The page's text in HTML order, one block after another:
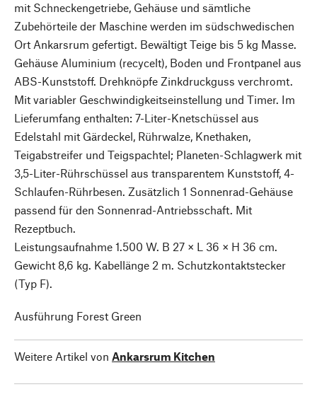
mit Schneckengetriebe, Gehäuse und sämtliche
Zubehörteile der Maschine werden im südschwedischen
Ort Ankarsrum gefertigt. Bewältigt Teige bis 5 kg Masse.
Gehäuse Aluminium (recycelt), Boden und Frontpanel aus
ABS-Kunststoff. Drehknöpfe Zinkdruckguss verchromt.
Mit variabler Geschwindigkeitseinstellung und Timer. Im
Lieferumfang enthalten: 7-Liter-Knetschüssel aus
Edelstahl mit Gärdeckel, Rührwalze, Knethaken,
Teigabstreifer und Teigspachtel; Planeten-Schlagwerk mit
3,5-Liter-Rührschüssel aus transparentem Kunststoff, 4-
Schlaufen-Rührbesen. Zusätzlich 1 Sonnenrad-Gehäuse
passend für den Sonnenrad-Antriebsschaft. Mit
Rezeptbuch.
Leistungsaufnahme 1.500 W. B 27 × L 36 × H 36 cm.
Gewicht 8,6 kg. Kabellänge 2 m. Schutzkontaktstecker
(Typ F).
Ausführung Forest Green
Weitere Artikel von Ankarsrum Kitchen